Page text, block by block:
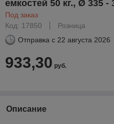
емкостей 50 кг., Ø 335 -
Под заказ
Код: 17850
Розница
Отправка с 22 августа 2026
933,30 руб.
Описание